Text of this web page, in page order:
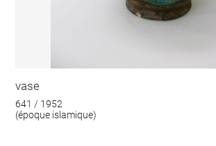
vase
641 / 1952
(époque islamique)